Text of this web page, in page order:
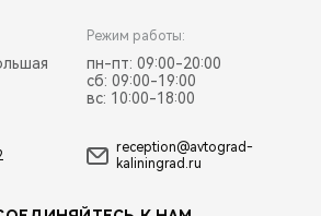
Режим работы:
пн-пт: 09:00-20:00
сб: 09:00-19:00
вс: 10:00-18:00
reception@avtograd-
kaliningrad.ru